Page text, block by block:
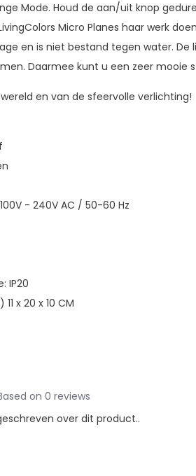
Mode. Houd de aan/uit knop
Micro Planes haar werk
en is niet bestand tegen water. De
Daarmee kunt u een zeer mooie
en van de sfeervolle verlichting!
- 240V AC / 50-60 Hz
IP20
x 20 x 10 CM
on 0 reviews
over dit product..